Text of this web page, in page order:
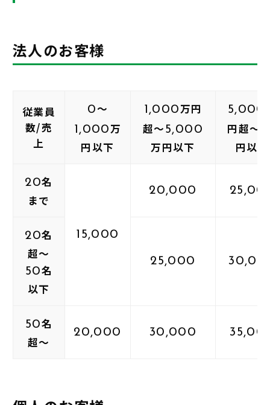
法人のお客様
従業員
数/売
上
0～
1,000万
円以下
1,000万円
超～5,000
万円以下
5,000
円超～
円以下
20名
まで
15,000
20,000
20名
超～
50名
以下
25,000
50名
超～
20,000 30,000